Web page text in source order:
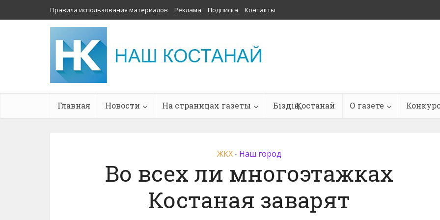
Правила использования материалов Реклама Подписка Контакты
Главная Новости На страницах газеты Біздің Қостанай О газете
ЖКХ • Наш город
Во всех ли многоэтажках
Костаная заварят